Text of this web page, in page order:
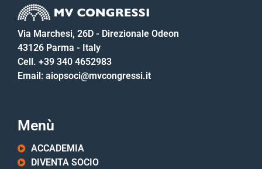
Via Marchesi, 26D - Direzionale Odeon
43126 Parma - Italy
Cell. +39 340 4652983
Email: aiopsoci@mvcongressi.it
Menù
ACCADEMIA
DIVENTA SOCIO